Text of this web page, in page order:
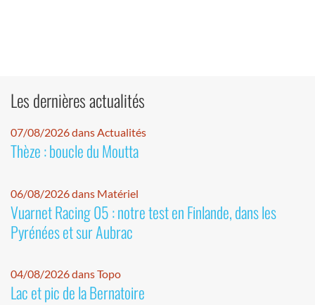
Les dernières actualités
07/08/2026 dans Actualités
Thèze : boucle du Moutta
06/08/2026 dans Matériel
Vuarnet Racing 05 : notre test en Finlande, dans les
Pyrénées et sur Aubrac
04/08/2026 dans Topo
Lac et pic de la Bernatoire